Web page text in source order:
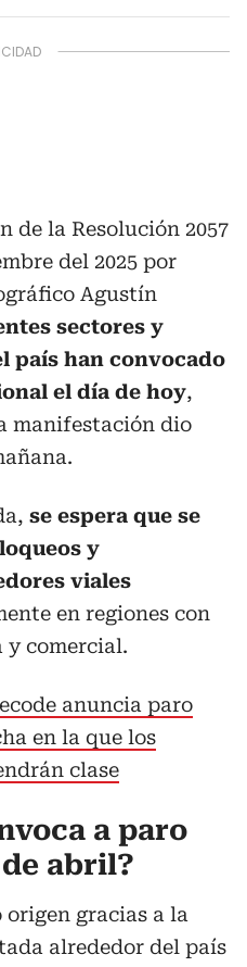
de la Resolución 2057
del 2025 por
Agustín
sectores y
país han convocado
el día de hoy,
manifestación dio
se espera que se
y
viales
en regiones con
comercial.
anuncia paro
en la que los
clase
a paro
abril?
gracias a la
alrededor del país